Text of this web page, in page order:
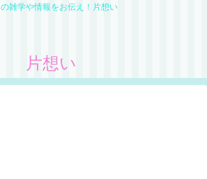
雑学や情報をお伝え！片想い
片想い